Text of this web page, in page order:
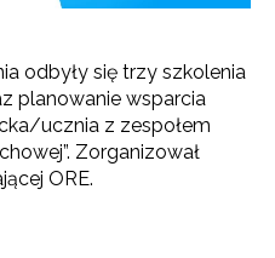
odbyły się trzy szkolenia
planowanie wsparcia
ucznia z zespołem
Zorganizował
ORE.